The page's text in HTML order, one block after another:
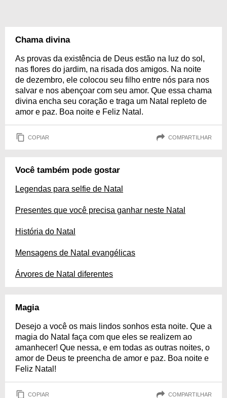
Chama divina
As provas da existência de Deus estão na luz do sol,
nas flores do jardim, na risada dos amigos. Na noite
de dezembro, ele colocou seu filho entre nós para nos
salvar e nos abençoar com seu amor. Que essa chama
divina encha seu coração e traga um Natal repleto de
amor e paz. Boa noite e Feliz Natal.
COPIAR COMPARTILHAR
Você também pode gostar
Legendas para selfie de Natal
Presentes que você precisa ganhar neste Natal
História do Natal
Mensagens de Natal evangélicas
Árvores de Natal diferentes
Magia
Desejo a você os mais lindos sonhos esta noite. Que a
magia do Natal faça com que eles se realizem ao
amanhecer! Que nessa, e em todas as outras noites, o
amor de Deus te preencha de amor e paz. Boa noite e
Feliz Natal!
COPIAR COMPARTILHAR